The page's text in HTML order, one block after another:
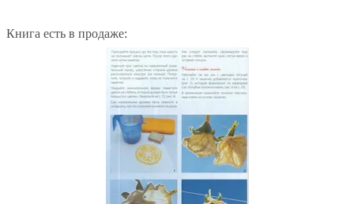
Книга есть в продаже: